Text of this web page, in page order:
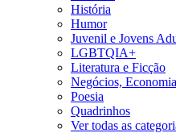
História
Humor
Juvenil e Jovens
LGBTQIA+
Literatura e Ficção
Negócios,
Poesia
Quadrinhos
Ver todas as